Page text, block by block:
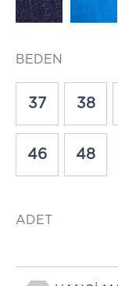
BEDEN
37 38
46 48
ADET